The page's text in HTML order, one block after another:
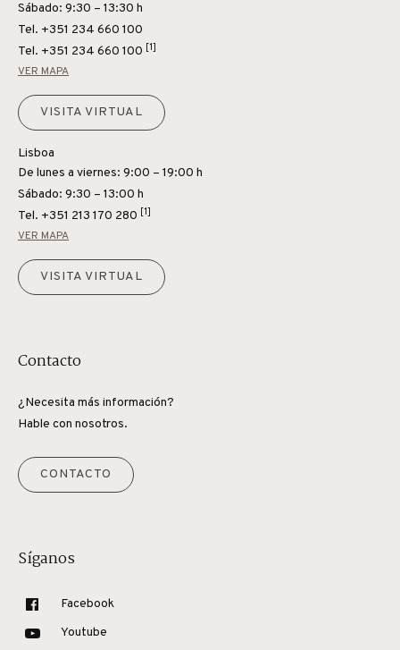
Sábado: 9:30 – 13:30 h
Tel. +351 234 660 100
Tel. +351 234 660 100 [1]
VER MAPA
VISITA VIRTUAL
Lisboa
De lunes a viernes: 9:00 – 19:00 h
Sábado: 9:30 – 13:00 h
Tel. +351 213 170 280 [1]
VER MAPA
VISITA VIRTUAL
Contacto
¿Necesita más información?
Hable con nosotros.
CONTACTO
Síganos
Facebook
Youtube